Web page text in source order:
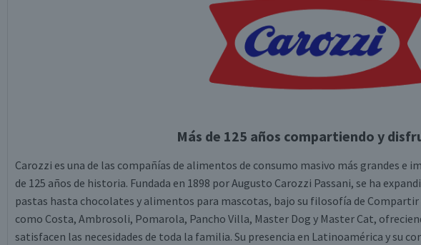
Más de 125 años compartiendo y
Carozzi es una de las compañías de alimentos de consumo masivo más grandes e
de 125 años de historia. Fundada en 1898 por Augusto Carozzi Passani, se ha
pastas hasta chocolates y alimentos para mascotas, bajo su filosofía de
como Costa, Ambrosoli, Pomarola, Pancho Villa, Master Dog y Master Cat,
satisfacen las necesidades de toda la familia. Su presencia en Latinoamérica y su